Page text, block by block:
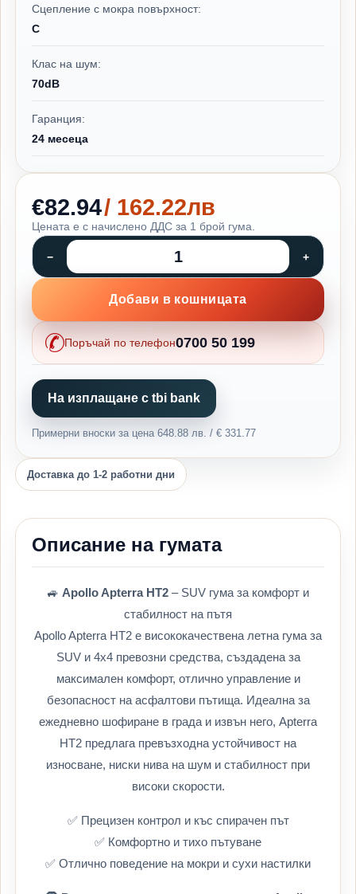
Сцепление с мокра повърхност:
C
Клас на шум:
70dB
Гаранция:
24 месеца
€82.94/ 162.22лв
Цената е с начислено ДДС за 1 брой гума.
Добави в кошницата
Поръчай по телефон0700 50 199
На изплащане с tbi bank
Примерни вноски за цена 648.88 лв. / € 331.77
Доставка до 1-2 работни дни
Описание на гумата
🚙 Apollo Apterra HT2 – SUV гума за комфорт и
стабилност на пътя
Apollo Apterra HT2 е висококачествена летна гума за
SUV и 4x4 превозни средства, създадена за
максимален комфорт, отлично управление и
безопасност на асфалтови пътища. Идеална за
ежедневно шофиране в града и извън него, Apterra
HT2 предлага превъзходна устойчивост на
износване, ниски нива на шум и стабилност при
високи скорости.
✅ Прецизен контрол и къс спирачен път
✅ Комфортно и тихо пътуване
✅ Отлично поведение на мокри и сухи настилки